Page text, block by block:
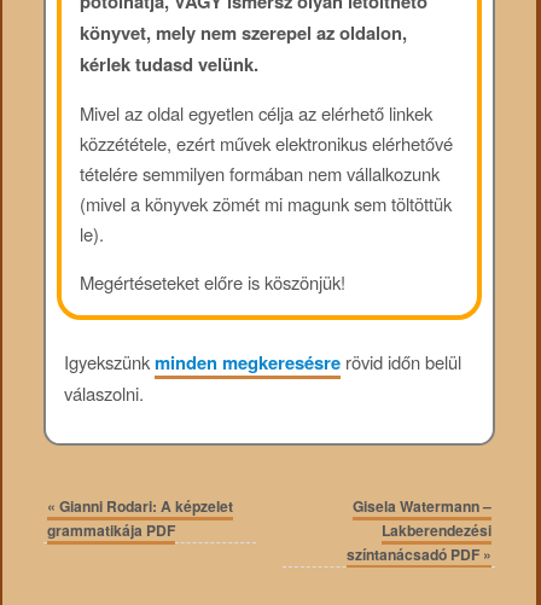
könyvet, mely nem szerepel az oldalon,
kérlek tudasd velünk.
Mivel az oldal egyetlen célja az elérhető linkek
közzététele, ezért művek elektronikus elérhetővé
tételére semmilyen formában nem vállalkozunk
(mivel a könyvek zömét mi magunk sem töltöttük
le).
Megértéseteket előre is köszönjük!
Igyekszünkminden megkeresésrerövid időn belül
válaszolni.
« Gianni Rodari: A képzelet
grammatikája PDF
Gisela Watermann –
Lakberendezési
színtanácsadó PDF »